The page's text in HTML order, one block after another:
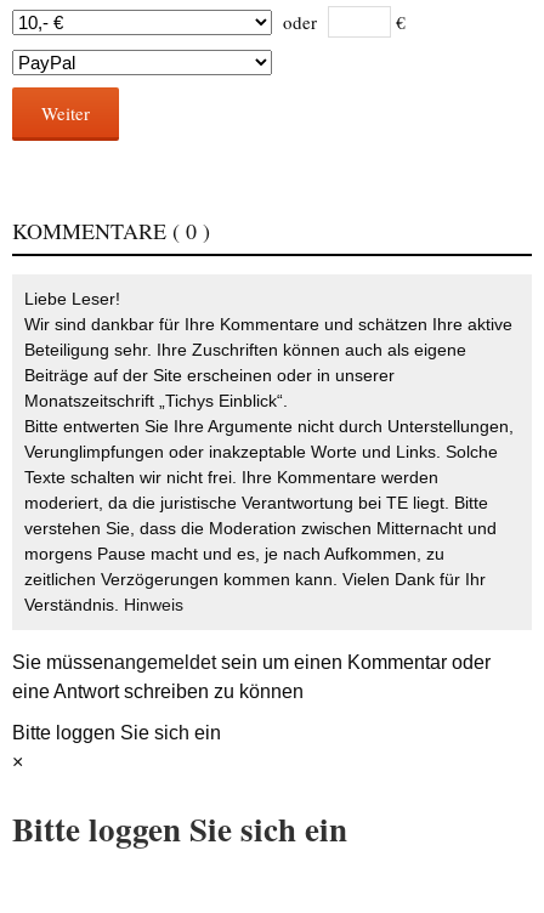
oder €
Weiter
KOMMENTARE ( 0 )
Liebe Leser!
Wir sind dankbar für Ihre Kommentare und schätzen Ihre aktive
Beteiligung sehr. Ihre Zuschriften können auch als eigene
Beiträge auf der Site erscheinen oder in unserer
Monatszeitschrift „Tichys Einblick“.
Bitte entwerten Sie Ihre Argumente nicht durch Unterstellungen,
Verunglimpfungen oder inakzeptable Worte und Links. Solche
Texte schalten wir nicht frei. Ihre Kommentare werden
moderiert, da die juristische Verantwortung bei TE liegt. Bitte
verstehen Sie, dass die Moderation zwischen Mitternacht und
morgens Pause macht und es, je nach Aufkommen, zu
zeitlichen Verzögerungen kommen kann. Vielen Dank für Ihr
Verständnis. Hinweis
Sie müssenangemeldetsein um einen Kommentar oder
eine Antwort schreiben zu können
Bitte loggen Sie sich ein
×
Bitte loggen Sie sich ein